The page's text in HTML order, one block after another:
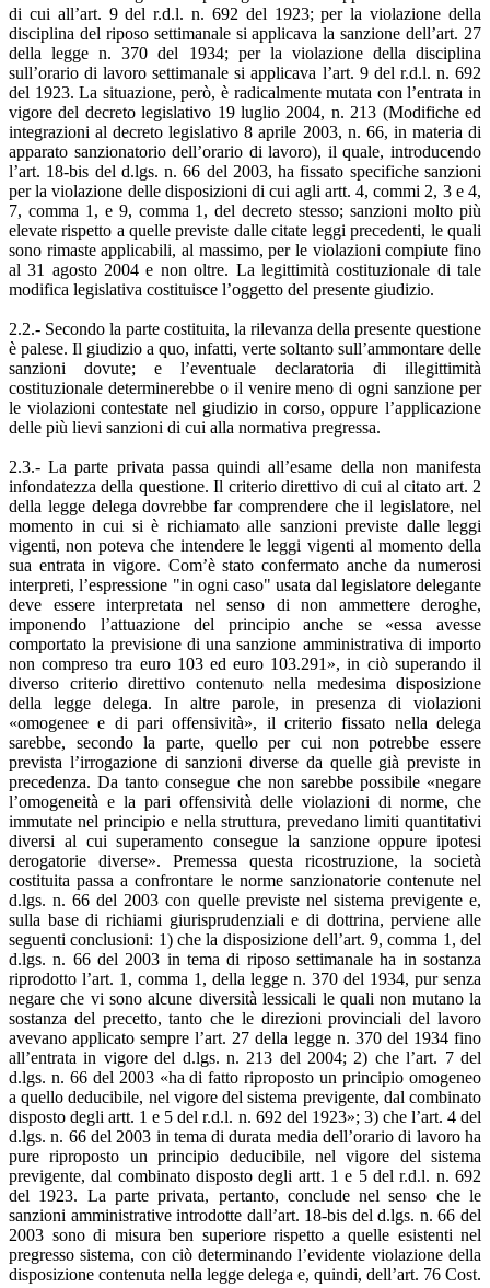
di cui all’art. 9 del r.d.l. n. 692 del 1923; per la violazione della
disciplina del riposo settimanale si applicava la sanzione dell’art. 27
della legge n. 370 del 1934; per la violazione della disciplina
sull’orario di lavoro settimanale si applicava l’art. 9 del r.d.l. n. 692
del 1923. La situazione, però, è radicalmente mutata con l’entrata in
vigore del decreto legislativo 19 luglio 2004, n. 213 (Modifiche ed
integrazioni al decreto legislativo 8 aprile 2003, n. 66, in materia di
apparato sanzionatorio dell’orario di lavoro), il quale, introducendo
l’art. 18-bis del d.lgs. n. 66 del 2003, ha fissato specifiche sanzioni
per la violazione delle disposizioni di cui agli artt. 4, commi 2, 3 e 4,
7, comma 1, e 9, comma 1, del decreto stesso; sanzioni molto più
elevate rispetto a quelle previste dalle citate leggi precedenti, le quali
sono rimaste applicabili, al massimo, per le violazioni compiute fino
al 31 agosto 2004 e non oltre. La legittimità costituzionale di tale
modifica legislativa costituisce l’oggetto del presente giudizio.
2.2.- Secondo la parte costituita, la rilevanza della presente questione
è palese. Il giudizio a quo, infatti, verte soltanto sull’ammontare delle
sanzioni dovute; e l’eventuale declaratoria di illegittimità
costituzionale determinerebbe o il venire meno di ogni sanzione per
le violazioni contestate nel giudizio in corso, oppure l’applicazione
delle più lievi sanzioni di cui alla normativa pregressa.
2.3.- La parte privata passa quindi all’esame della non manifesta
infondatezza della questione. Il criterio direttivo di cui al citato art. 2
della legge delega dovrebbe far comprendere che il legislatore, nel
momento in cui si è richiamato alle sanzioni previste dalle leggi
vigenti, non poteva che intendere le leggi vigenti al momento della
sua entrata in vigore. Com’è stato confermato anche da numerosi
interpreti, l’espressione "in ogni caso" usata dal legislatore delegante
deve essere interpretata nel senso di non ammettere deroghe,
imponendo l’attuazione del principio anche se «essa avesse
comportato la previsione di una sanzione amministrativa di importo
non compreso tra euro 103 ed euro 103.291», in ciò superando il
diverso criterio direttivo contenuto nella medesima disposizione
della legge delega. In altre parole, in presenza di violazioni
«omogenee e di pari offensività», il criterio fissato nella delega
sarebbe, secondo la parte, quello per cui non potrebbe essere
prevista l’irrogazione di sanzioni diverse da quelle già previste in
precedenza. Da tanto consegue che non sarebbe possibile «negare
l’omogeneità e la pari offensività delle violazioni di norme, che
immutate nel principio e nella struttura, prevedano limiti quantitativi
diversi al cui superamento consegue la sanzione oppure ipotesi
derogatorie diverse». Premessa questa ricostruzione, la società
costituita passa a confrontare le norme sanzionatorie contenute nel
d.lgs. n. 66 del 2003 con quelle previste nel sistema previgente e,
sulla base di richiami giurisprudenziali e di dottrina, perviene alle
seguenti conclusioni: 1) che la disposizione dell’art. 9, comma 1, del
d.lgs. n. 66 del 2003 in tema di riposo settimanale ha in sostanza
riprodotto l’art. 1, comma 1, della legge n. 370 del 1934, pur senza
negare che vi sono alcune diversità lessicali le quali non mutano la
sostanza del precetto, tanto che le direzioni provinciali del lavoro
avevano applicato sempre l’art. 27 della legge n. 370 del 1934 fino
all’entrata in vigore del d.lgs. n. 213 del 2004; 2) che l’art. 7 del
d.lgs. n. 66 del 2003 «ha di fatto riproposto un principio omogeneo
a quello deducibile, nel vigore del sistema previgente, dal combinato
disposto degli artt. 1 e 5 del r.d.l. n. 692 del 1923»; 3) che l’art. 4 del
d.lgs. n. 66 del 2003 in tema di durata media dell’orario di lavoro ha
pure riproposto un principio deducibile, nel vigore del sistema
previgente, dal combinato disposto degli artt. 1 e 5 del r.d.l. n. 692
del 1923. La parte privata, pertanto, conclude nel senso che le
sanzioni amministrative introdotte dall’art. 18-bis del d.lgs. n. 66 del
2003 sono di misura ben superiore rispetto a quelle esistenti nel
pregresso sistema, con ciò determinando l’evidente violazione della
disposizione contenuta nella legge delega e, quindi, dell’art. 76 Cost.